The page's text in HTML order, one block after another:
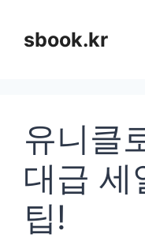
sbook.kr
유니클
대급 세
팁!